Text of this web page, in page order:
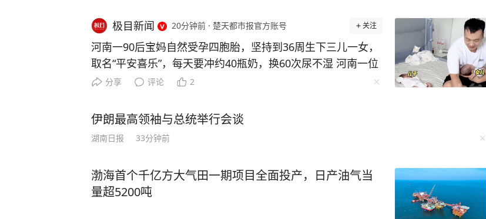
极目新闻 20分钟前 · 楚天都市报官方账号 关注
河南一90后宝妈自然受孕四胞胎，坚持到36周生下三儿一女，
取名“平安喜乐”，每天要冲约40瓶奶，换60次尿不湿 河南一位
90后宝妈火了！自然受孕怀上四胞胎，三儿一女，还给孩子们
是常人难以想象的艰辛。怀上四胞胎风险极高，医生曾建议减
胎，但宝妈说什么也舍不得放弃任何一个，硬是挺着超大孕
肚，一路咬牙坚持到了36周，“我多坚持一天，他们就能更健康
带娃：每天要冲约40瓶奶，换60次尿不湿，一家人忙得团团
转。说起喂奶的经验，夫妻俩摸索出了“战术”：“人多就一起
分享 评论 2
伊朗最高领袖与总统举行会谈
湖南日报 33分钟前
渤海首个千亿方大气田一期项目全面投产，日产油气当
量超5200吨